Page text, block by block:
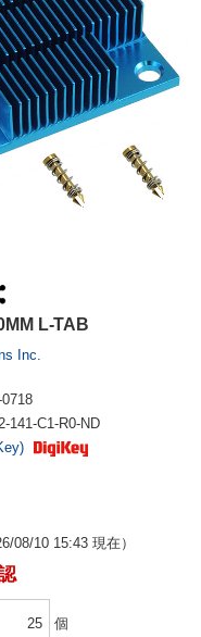
L-TAB
Inc.
0718
141-C1-R0-ND
08/10 15:43 現在）
個